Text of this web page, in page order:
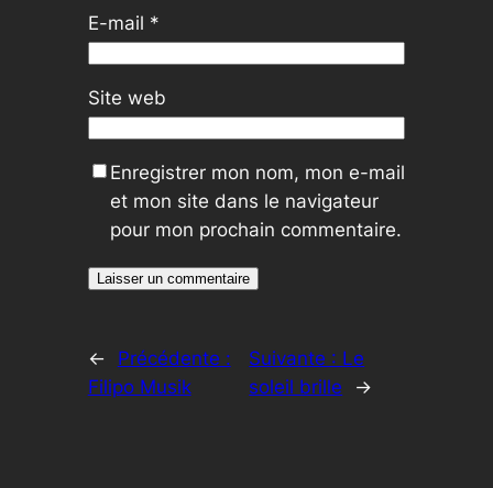
E-mail *
Site web
Enregistrer mon nom, mon e-mail
et mon site dans le navigateur
pour mon prochain commentaire.
←
Précédente :
Filipo Musik
Suivante : Le
soleil brille
→